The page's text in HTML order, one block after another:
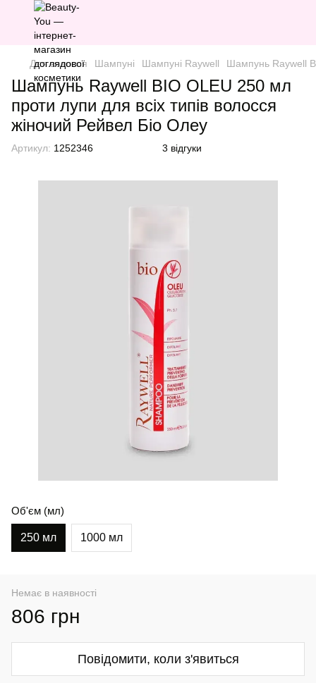
Для волосся Шампуні Шампуні Raywell Шампунь Raywell
Шампунь Raywell BIO OLEU 250 мл
проти лупи для всіх типів волосся
жіночий Рейвел Біо Олеу
Артикул: 1252346 3 відгуки
Об'єм (мл)
250 мл 1000 мл
Немає в наявності
806 грн
Повідомити, коли з'явиться